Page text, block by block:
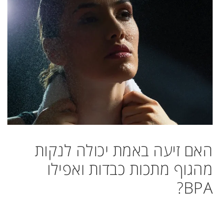
האם זיעה באמת יכולה לנקות
מהגוף מתכות כבדות ואפילו
BPA?